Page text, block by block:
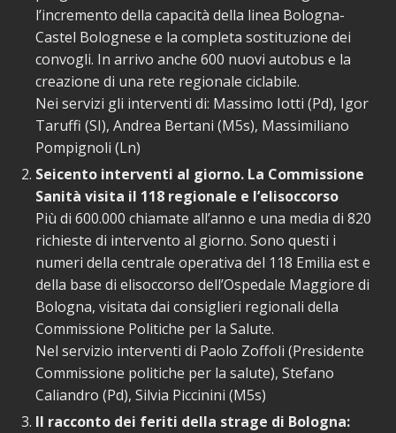
l’incremento della capacità della linea Bologna-
Castel Bolognese e la completa sostituzione dei
convogli. In arrivo anche 600 nuovi autobus e la
creazione di una rete regionale ciclabile.
Nei servizi gli interventi di: Massimo Iotti (Pd), Igor
Taruffi (SI), Andrea Bertani (M5s), Massimiliano
Pompignoli (Ln)
Seicento interventi al giorno. La Commissione
Sanità visita il 118 regionale e l’elisoccorso
Più di 600.000 chiamate all’anno e una media di 820
richieste di intervento al giorno. Sono questi i
numeri della centrale operativa del 118 Emilia est e
della base di elisoccorso dell’Ospedale Maggiore di
Bologna, visitata dai consiglieri regionali della
Commissione Politiche per la Salute.
Nel servizio interventi di Paolo Zoffoli (Presidente
Commissione politiche per la salute), Stefano
Caliandro (Pd), Silvia Piccinini (M5s)
Il racconto dei feriti della strage di Bologna: